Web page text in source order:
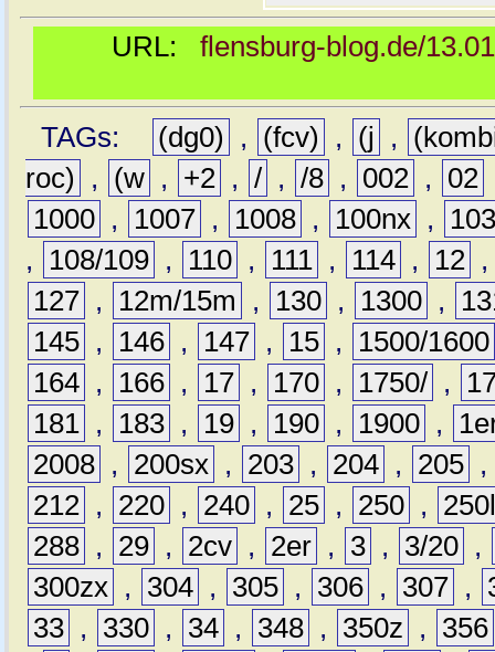
URL: flensburg-blog.de/
TAGs: (dg0) , (fcv) , (j ,
roc)
, (w , +2 , / , /8 , 002 , 02
1000 , 1007 , 1008 , 100nx ,
,
108/109 , 110 , 111 , 114 , 12
127 , 12m/15m , 130 , 1300 ,
145 , 146 , 147 , 15 ,
1500/1600
164 , 166 , 17 , 170 , 1750/ ,
181 , 183 , 19 , 190 , 1900 ,
2008 , 200sx , 203 , 204 , 205 ,
212 , 220 , 240 , 25 , 250 ,
288 , 29 , 2cv , 2er , 3 , 3/20 ,
300zx , 304 , 305 , 306 , 307 ,
33 , 330 , 34 , 348 , 350z ,
356